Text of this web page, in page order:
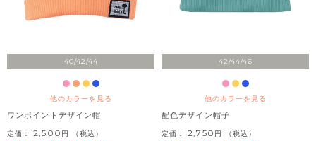
40/42/44
他のカラーを見る
ワンポイントデザイン帽
定価： 2,500 （税込）
42/44/46
他のカラーを見る
配色デザイン帽子
定価： 2,750 （税込）